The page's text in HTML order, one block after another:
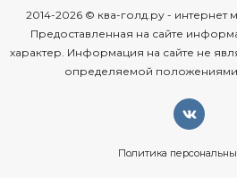
2014-2026 © ква-голд.ру - интернет
Предоставленная на сайте
характер. Информация на сайте не
определяемой положениями
Политика